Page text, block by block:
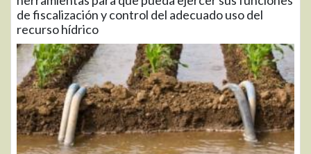
de fiscalización y control del adecuado uso del
recurso hídrico